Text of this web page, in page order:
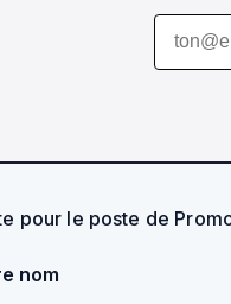
pour le poste de
nom